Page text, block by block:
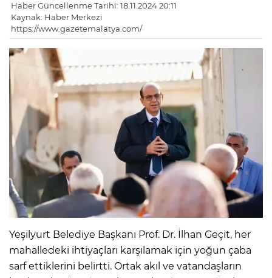
Haber Güncellenme Tarihi: 18.11.2024 20:11
Kaynak: Haber Merkezi
https://www.gazetemalatya.com/
Yeşilyurt Belediye Başkanı Prof. Dr. İlhan Geçit, her
mahalledeki ihtiyaçları karşılamak için yoğun çaba
sarf ettiklerini belirtti. Ortak akıl ve vatandaşların